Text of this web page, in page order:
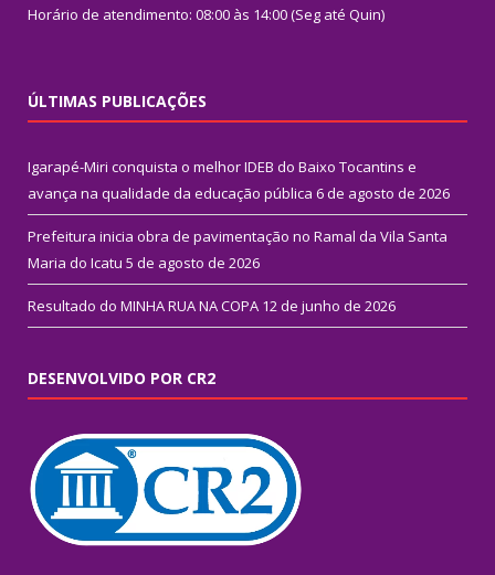
Horário de atendimento: 08:00 às 14:00 (Seg até Quin)
ÚLTIMAS PUBLICAÇÕES
Igarapé-Miri conquista o melhor IDEB do Baixo Tocantins e
avança na qualidade da educação pública 6 de agosto de 2026
Prefeitura inicia obra de pavimentação no Ramal da Vila Santa
Maria do Icatu 5 de agosto de 2026
Resultado do MINHA RUA NA COPA 12 de junho de 2026
DESENVOLVIDO POR CR2